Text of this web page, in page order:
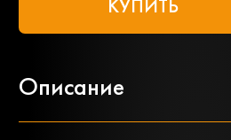
КУПИТЬ
Описание